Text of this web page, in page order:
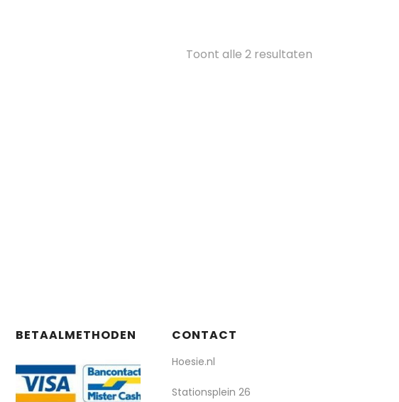
Toont alle 2 resultaten
BETAALMETHODEN CONTACT
Hoesie.nl
Stationsplein 26